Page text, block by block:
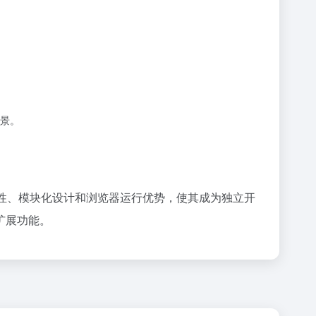
。
模块化设计和浏览器运行优势，使其成为独立开
功能。